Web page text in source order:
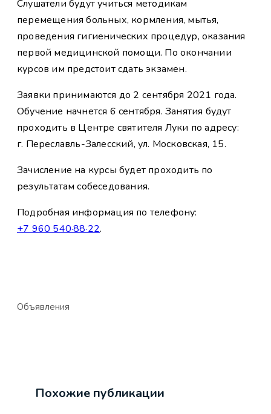
Слушатели будут учиться методикам
перемещения больных, кормления, мытья,
проведения гигиенических процедур, оказания
первой медицинской помощи. По окончании
курсов им предстоит сдать экзамен.
Заявки принимаются до 2 сентября 2021 года.
Обучение начнется 6 сентября. Занятия будут
проходить в Центре святителя Луки по адресу:
г. Переславль-Залесский, ул. Московская, 15.
Зачисление на курсы будет проходить по
результатам собеседования.
Подробная информация по телефону:
+7 960 540·88·22.
Объявления
Похожие публикации